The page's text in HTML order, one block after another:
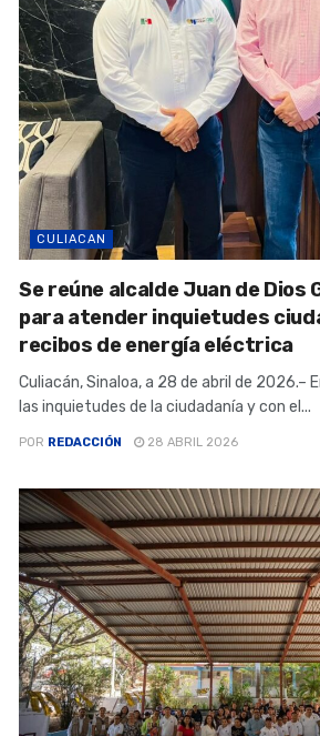
CULIACAN
Se reúne alcalde Juan de Dios
para atender inquietudes
recibos de energía eléctrica
Culiacán, Sinaloa, a 28 de abril de 2026.–
las inquietudes de la ciudadanía y con el...
POR REDACCIÓN 28 ABRIL 2026